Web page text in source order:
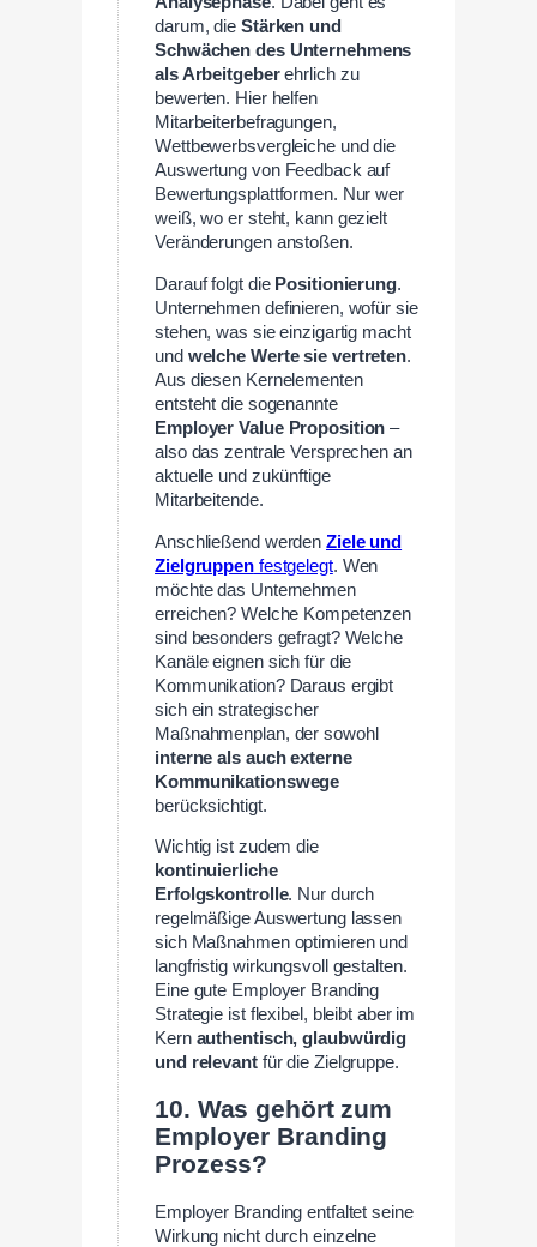
darum, die Stärken und
Schwächen des Unternehmens
als Arbeitgeberehrlich zu
bewerten. Hier helfen
Mitarbeiterbefragungen,
Wettbewerbsvergleiche und die
Auswertung von Feedback auf
Bewertungsplattformen. Nur wer
weiß, wo er steht, kann gezielt
Veränderungen anstoßen.
Darauf folgt die Positionierung.
Unternehmen definieren, wofür sie
stehen, was sie einzigartig macht
und welche Werte sie vertreten.
Aus diesen Kernelementen
entsteht die sogenannte
Employer Value Proposition –
also das zentrale Versprechen an
aktuelle und zukünftige
Mitarbeitende.
Anschließend werden Ziele und
Zielgruppenfestgelegt. Wen
möchte das Unternehmen
erreichen? Welche Kompetenzen
sind besonders gefragt? Welche
Kanäle eignen sich für die
Kommunikation? Daraus ergibt
sich ein strategischer
Maßnahmenplan, der sowohl
interne als auch externe
Kommunikationswege
berücksichtigt.
Wichtig ist zudem die
kontinuierliche
Erfolgskontrolle. Nur durch
regelmäßige Auswertung lassen
sich Maßnahmen optimieren und
langfristig wirkungsvoll gestalten.
Eine gute Employer Branding
Strategie ist flexibel, bleibt aber im
Kern authentisch, glaubwürdig
und relevantfür die Zielgruppe.
10. Was gehört zum
Employer Branding
Prozess?
Employer Branding entfaltet seine
Wirkung nicht durch einzelne